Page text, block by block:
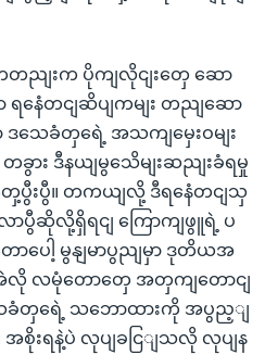
ကတညျးက ပိုကျလိုငျးတှေ ဆော
ရနေံတငျဆိပျကမျး တညျဆော
သေခံတှရေဲ့ အသကျမှေးဝမျး
တခွား ဒီနယျမွသေိမျးဆညျးခံရမှု
ပွီးပွီ။ တကယျလို့ ဒီရနေံတငျသှ
ာပွီဆိုလို့ရှိရငျ ကြောကျဖွူရဲ့ ပ
ာပေါ့ မွနျမာပွညျမှာ ဒုတိယအ
လို လမုံတောတှေ အတှကျတောငျ
ေခံတှရေဲ့ သဘောထားကို အပွည့ျ
အစိုးရနဲ့ပဲ လုပျခငြျသလို လုပျန